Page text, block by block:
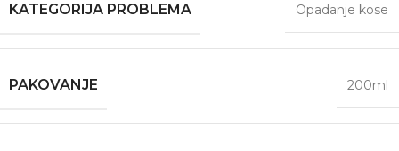
KATEGORIJA PROBLEMA Opadanje kose
PAKOVANJE 200ml